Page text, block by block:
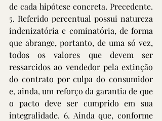
de cada hipótese concreta. Precedente.
5. Referido percentual possui natureza
indenizatória e cominatória, de forma
que abrange, portanto, de uma só vez,
todos os valores que devem ser
ressarcidos ao vendedor pela extinção
do contrato por culpa do consumidor
e, ainda, um reforço da garantia de que
o pacto deve ser cumprido em sua
integralidade. 6. Ainda que, conforme